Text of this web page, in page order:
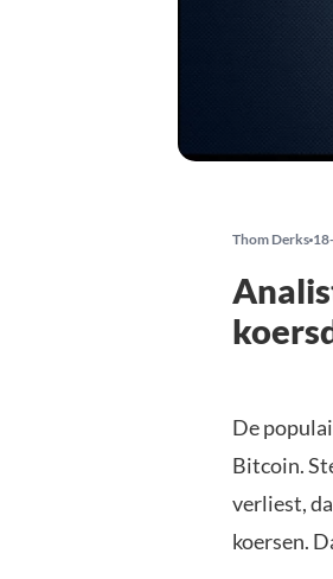
Thom Derks
De
Bitcoin.
verliest,
koersen.